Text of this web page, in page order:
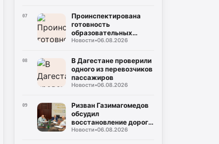
07
Проинспектирована
готовность
образовательных
объектов в Кизилюрте,
Хасавюртовском
районе
Новости•06.08.2026
08
В Дагестане проверили
одного из перевозчиков
пассажиров
Новости•06.08.2026
09
Ризван Газимагомедов
обсудил
восстановление дорог в
Гергебильском и
Новости•06.08.2026